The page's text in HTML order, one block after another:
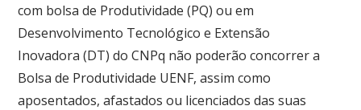
com bolsa de Produtividade (PQ) ou em
Desenvolvimento Tecnológico e Extensão
Inovadora (DT) do CNPq não poderão concorrer a
Bolsa de Produtividade UENF, assim como
aposentados, afastados ou licenciados das suas